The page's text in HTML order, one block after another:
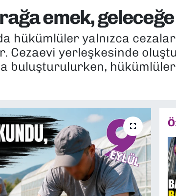
emek,
hükümlüler yalnızca
Cezaevi yerleşkesinde
buluşturulurken,